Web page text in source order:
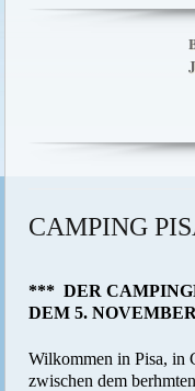
CAMPING
*** DER
DEM 5.
Wilkommen in Pisa, in
zwischen dem